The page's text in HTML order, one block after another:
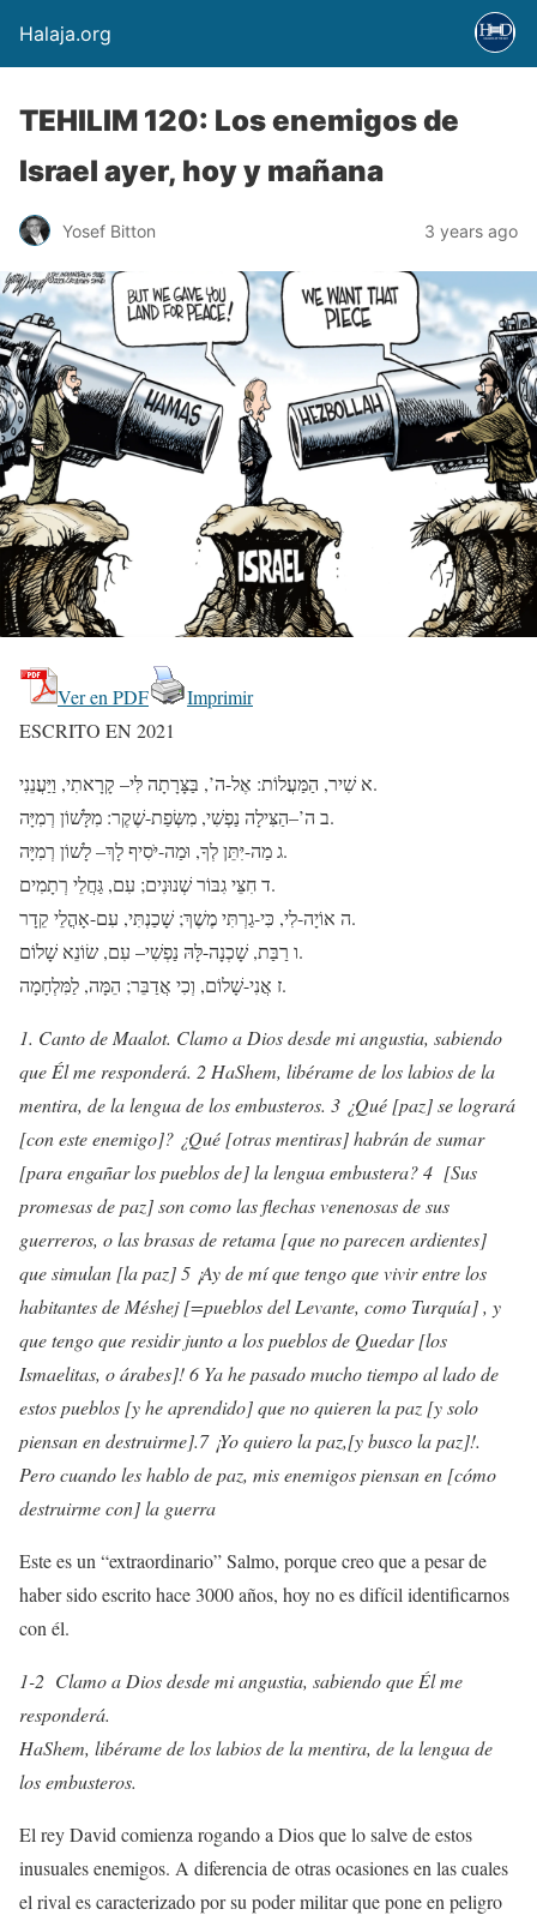
Halaja.org
TEHILIM 120: Los enemigos de
Israel ayer, hoy y mañana
Yosef Bitton 3 years ago
Ver en PDF
Imprimir
ESCRITO EN 2021
א שִׁיר, הַמַּעֲלוֹת: אֶל-ה’, בַּצָּרָתָה לִּי– קָרָאתִי, וַיַּעֲנֵנִי.
ב ה’–הַצִּילָה נַפְשִׁי, מִשְּׂפַת-שֶׁקֶר: מִלָּשׁוֹן רְמִיָּה.
ג מַה-יִּתֵּן לְךָ, וּמַה-יֹּסִיף לָךְ– לָשׁוֹן רְמִיָּה.
ד חִצֵּי גִבּוֹר שְׁנוּנִים; עִם, גַּחֲלֵי רְתָמִים.
ה אוֹיָה-לִי, כִּי-גַרְתִּי מֶשֶׁךְ; שָׁכַנְתִּי, עִם-אָהֳלֵי קֵדָר.
ו רַבַּת, שָׁכְנָה-לָּהּ נַפְשִׁי– עִם, שׂוֹנֵא שָׁלוֹם.
ז אֲנִי-שָׁלוֹם, וְכִי אֲדַבֵּר; הֵמָּה, לַמִּלְחָמָה.
1. Canto de Maalot. Clamo a Dios desde mi angustia, sabiendo
que Él me responderá. 2 HaShem, libérame de los labios de la
mentira, de la lengua de los embusteros. 3 ¿Qué [paz] se logrará
[con este enemigo]? ¿Qué [otras mentiras] habrán de sumar
[para engañar los pueblos de] la lengua embustera? 4 [Sus
promesas de paz] son como las flechas venenosas de sus
guerreros, o las brasas de retama [que no parecen ardientes]
que simulan [la paz] 5 ¡Ay de mí que tengo que vivir entre los
habitantes de Méshej [=pueblos del Levante, como Turquía] , y
que tengo que residir junto a los pueblos de Quedar [los
Ismaelitas, o árabes]! 6 Ya he pasado mucho tiempo al lado de
estos pueblos [y he aprendido] que no quieren la paz [y solo
piensan en destruirme].7 ¡Yo quiero la paz,[y busco la paz]!.
Pero cuando les hablo de paz, mis enemigos piensan en [cómo
destruirme con] la guerra
Este es un “extraordinario” Salmo, porque creo que a pesar de
haber sido escrito hace 3000 años, hoy no es difícil identificarnos
con él.
1-2 Clamo a Dios desde mi angustia, sabiendo que Él me
responderá.
HaShem, libérame de los labios de la mentira, de la lengua de
los embusteros.
El rey David comienza rogando a Dios que lo salve de estos
inusuales enemigos. A diferencia de otras ocasiones en las cuales
el rival es caracterizado por su poder militar que pone en peligro